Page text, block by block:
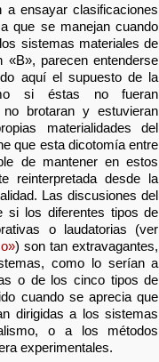
ensayar clasificaciones
que se manejan cuando
sistemas materiales de
parecen entenderse
aquí el supuesto de la
si éstas no fueran
brotaran y estuvieran
materialidades del
que esta dicotomía entre
de mantener en estos
reinterpretada desde la
Las discusiones del
si los diferentes tipos de
o laudatorias (ver
) son tan extravagantes,
como lo serían a
o de los cinco tipos de
cuando se aprecia que
dirigidas a los sistemas
o a los métodos
experimentales.